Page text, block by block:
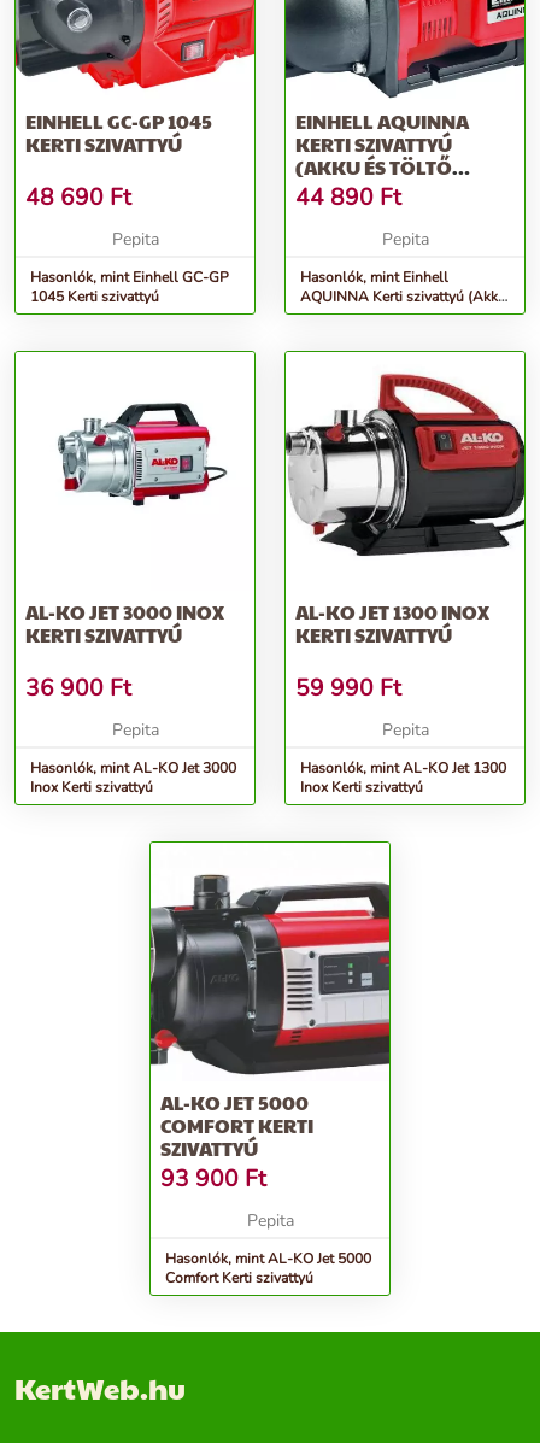
EINHELL GC-GP 1045
KERTI SZIVATTYÚ
48 690 Ft
Pepita
Hasonlók, mint Einhell GC-GP
1045 Kerti szivattyú
EINHELL AQUINNA
KERTI SZIVATTYÚ
(AKKU ÉS TÖLTŐ
NÉLKÜL)
44 890 Ft
Pepita
Hasonlók, mint Einhell
AQUINNA Kerti szivattyú (Akku
és töltő nélkül)
AL-KO JET 3000 INOX
KERTI SZIVATTYÚ
36 900 Ft
Pepita
Hasonlók, mint AL-KO Jet 3000
Inox Kerti szivattyú
AL-KO JET 1300 INOX
KERTI SZIVATTYÚ
59 990 Ft
Pepita
Hasonlók, mint AL-KO Jet 1300
Inox Kerti szivattyú
AL-KO JET 5000
COMFORT KERTI
SZIVATTYÚ
93 900 Ft
Pepita
Hasonlók, mint AL-KO Jet 5000
Comfort Kerti szivattyú
KertWeb.hu